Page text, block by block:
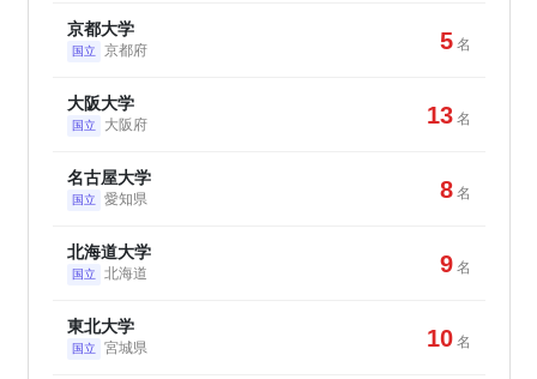
京都大学
国立 京都府 5 名
大阪大学
国立 大阪府 13 名
名古屋大学
国立 愛知県 8 名
北海道大学
国立 北海道 9 名
東北大学
国立 宮城県 10 名